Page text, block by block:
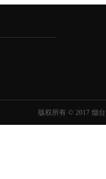
版权所有 © 2017 烟